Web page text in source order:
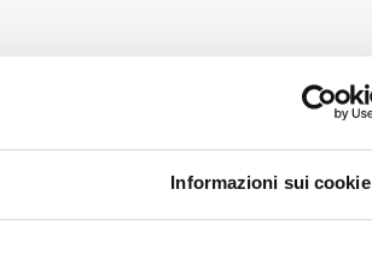
Informazioni sui cookie